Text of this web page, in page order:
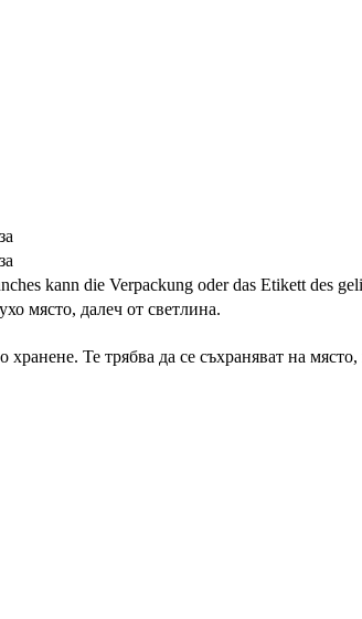
kann die Verpackung oder das Etikett des
място, далеч от светлина.
Те трябва да се съхраняват на